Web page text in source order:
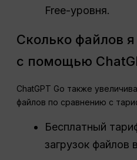
Free-уровня.
Сколько файлов я
с помощью
ChatGPT Go также
файлов по сравнению с
Бесплатный
загрузок файлов